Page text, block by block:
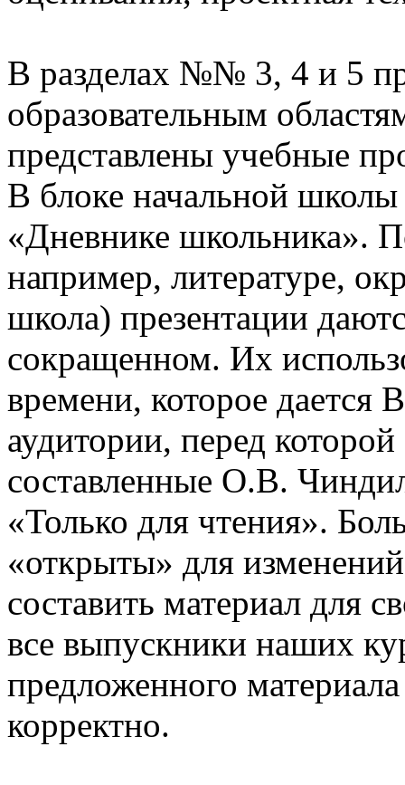
В разделах №№ 3, 4 и 5
образовательным
представлены учебные
В блоке начальной
«Дневнике школьника».
например, литературе,
школа) презентации
сокращенном. Их
времени, которое дается
аудитории, перед
составленные О.В.
«Только для чтения».
«открыты» для
составить материал для
все выпускники наших
предложенного
корректно.